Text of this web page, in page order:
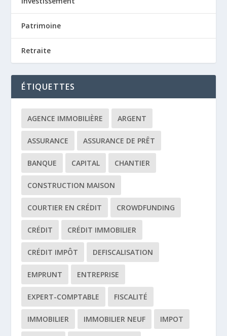
Patrimoine
Retraite
ÉTIQUETTES
AGENCE IMMOBILIÈRE ARGENT
ASSURANCE ASSURANCE DE PRÊT
BANQUE CAPITAL CHANTIER
CONSTRUCTION MAISON
COURTIER EN CRÉDIT CROWDFUNDING
CRÉDIT CRÉDIT IMMOBILIER
CRÉDIT IMPÔT DEFISCALISATION
EMPRUNT ENTREPRISE
EXPERT-COMPTABLE FISCALITÉ
IMMOBILIER IMMOBILIER NEUF IMPOT